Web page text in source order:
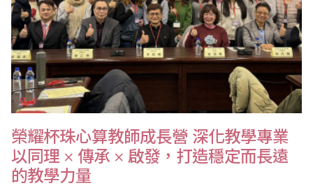
榮耀杯珠心算教師成長營 深化教學專業
以同理 × 傳承 × 啟發，打造穩定而長遠
的教學力量